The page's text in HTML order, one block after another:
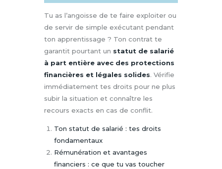
Tu as l’angoisse de te faire exploiter ou
de servir de simple exécutant pendant
ton apprentissage ? Ton contrat te
garantit pourtant un statut de salarié
à part entière avec des protections
financières et légales solides. Vérifie
immédiatement tes droits pour ne plus
subir la situation et connaître les
recours exacts en cas de conflit.
Ton statut de salarié : tes droits
fondamentaux
Rémunération et avantages
financiers : ce que tu vas toucher